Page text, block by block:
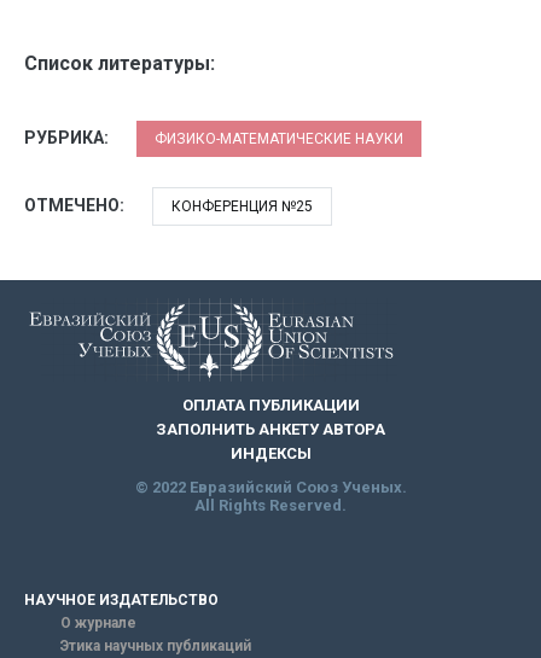
Список литературы:
РУБРИКА: ФИЗИКО-МАТЕМАТИЧЕСКИЕ НАУКИ
ОТМЕЧЕНО: КОНФЕРЕНЦИЯ №25
ОПЛАТА ПУБЛИКАЦИИ
ЗАПОЛНИТЬ АНКЕТУ АВТОРА
ИНДЕКСЫ
© 2022 Евразийский Союз Ученых.
All Rights Reserved.
НАУЧНОЕ ИЗДАТЕЛЬСТВО
О журнале
Этика научных публикаций